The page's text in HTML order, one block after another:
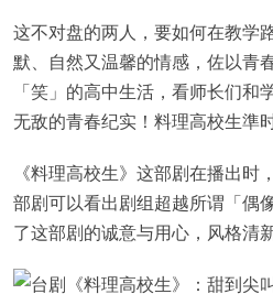
这不对盘的两人，要如何在教学
默、自然又温馨的情感，佐以青
「笑」的高中生活，看师长们
无敌的青春纪实！料理高校生準
《料理高校生》这部剧在播出
部剧可以看出剧组超越所谓「偶
了这部剧的诚意与用心，风格清